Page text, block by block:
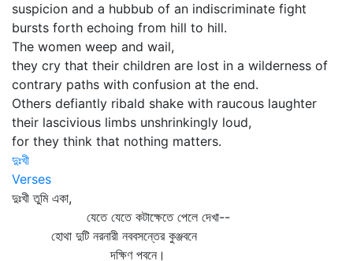
suspicion and a hubbub of an indiscriminate fight
bursts forth echoing from hill to hill.
The women weep and wail,
they cry that their children are lost in a wilderness of
contrary paths with confusion at the end.
Others defiantly ribald shake with raucous laughter
their lascivious limbs unshrinkingly loud,
for they think that nothing matters.
দুঃখী
Verses
দুঃখী তুমি একা,
যেতে যেতে কটাক্ষেতে পেলে দেখা--
হোথা দুটি নরনারী নববসন্তের কুঞ্জবনে
দক্ষিণ পবনে।